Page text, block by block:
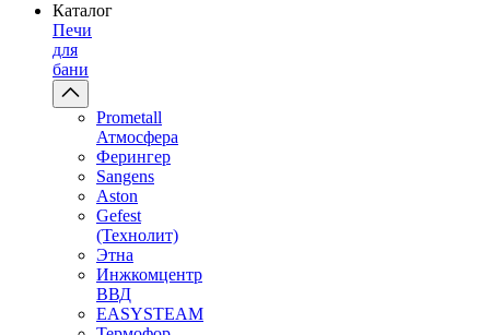
Каталог
Печи
для
бани
Prometall
Атмосфера
Ферингер
Sangens
Aston
Gefest
(Технолит)
Этна
Инжкомцентр
ВВД
EASYSTEAM